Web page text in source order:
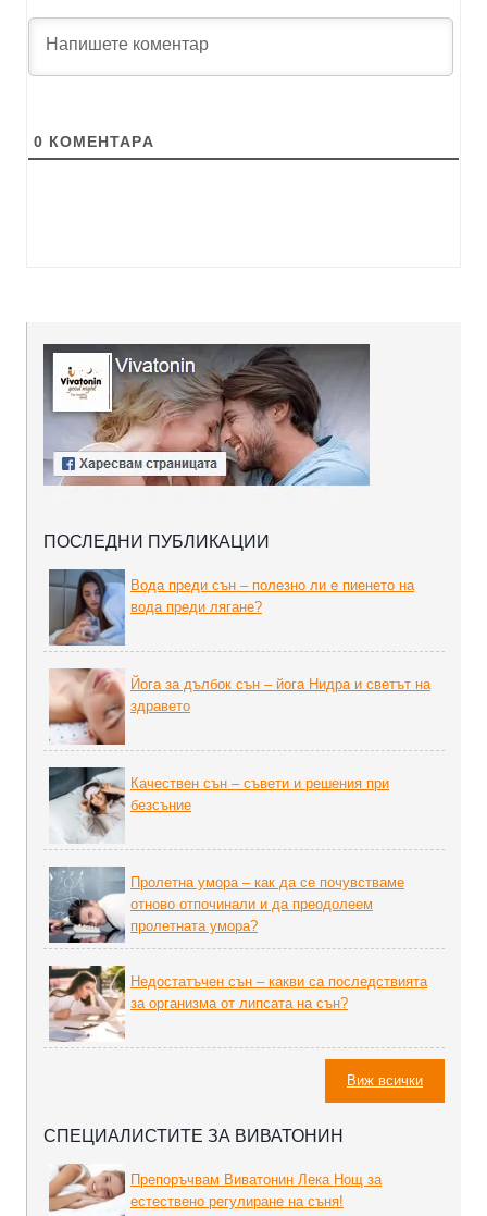
0 КОМЕНТАРA
ПОСЛЕДНИ ПУБЛИКАЦИИ
Вода преди сън – полезно ли е пиенето на
вода преди лягане?
Йога за дълбок сън – йога Нидра и светът на
здравето
Качествен сън – съвети и решения при
безсъние
Пролетна умора – как да се почувстваме
отново отпочинали и да преодолеем
пролетната умора?
Недостатъчен сън – какви са последствията
за организма от липсата на сън?
Виж всички
СПЕЦИАЛИСТИТЕ ЗА ВИВАТОНИН
Препоръчвам Виватонин Лека Нощ за
естествено регулиране на съня!